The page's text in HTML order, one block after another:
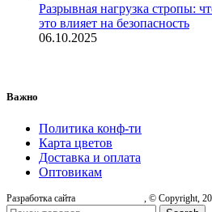
Разрывная нагрузка стропы:
это влияет на безопасность
06.10.2025
Важно
Политика конф-ти
Карта цветов
Доставка и оплата
Оптовикам
Разработка сайта , © Copyright,